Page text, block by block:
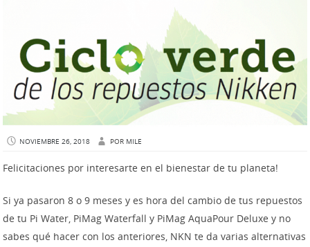
NOVIEMBRE 26, 2018 POR MILE
Felicitaciones por interesarte en el bienestar de tu planeta!
Si ya pasaron 8 o 9 meses y es hora del cambio de tus repuestos
de tu Pi Water, PiMag Waterfall y PiMag AquaPour Deluxe y no
sabes qué hacer con los anteriores, NKN te da varias alternativas